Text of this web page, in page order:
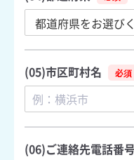
(05)市区町村名
(06)ご連絡先電話番